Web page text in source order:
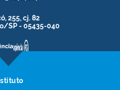
255, cj. 82
SP - 05435-040